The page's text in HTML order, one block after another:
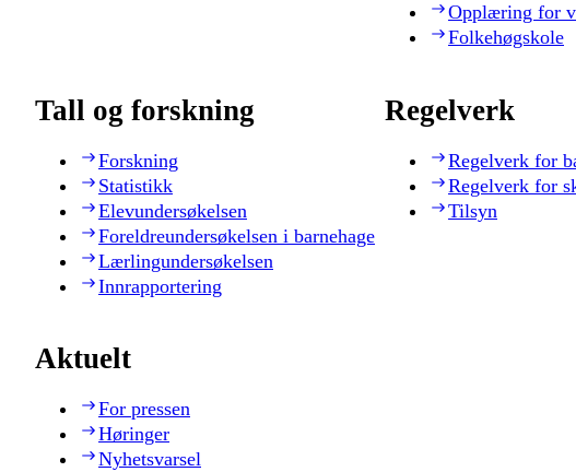
Opplæring for
Folkehøgskole
Tall og forskning
Forskning
Statistikk
Elevundersøkelsen
Foreldreundersøkelsen i barnehage
Lærlingundersøkelsen
Innrapportering
Regelverk
Regelverk for
Regelverk for
Tilsyn
Aktuelt
For pressen
Høringer
Nyhetsvarsel